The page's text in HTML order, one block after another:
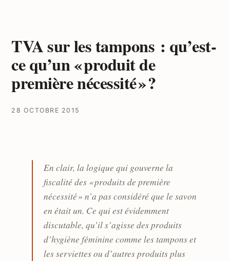
TVA sur les tampons : qu’est-
ce qu’un « produit de
première nécessité » ?
28 OCTOBRE 2015
En clair, la logique qui gouverne la
fiscalité des « produits de première
nécessité » n’a pas considéré que le savon
en était un. Ce qui est évidemment
discutable, qu’il s’agisse des produits
d’hygiène féminine comme les tampons et
les serviettes ou d’autres produits plus